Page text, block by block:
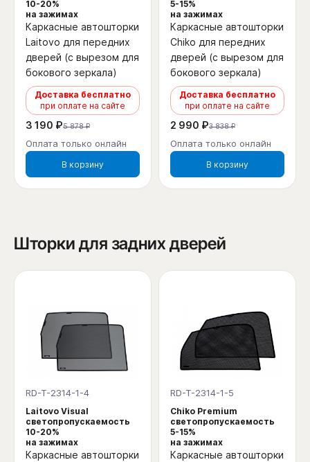
10-20%
на зажимах
Каркасные автошторки
Laitovo для передних
дверей (с вырезом для
бокового зеркала)
Доставка бесплатно
при оплате на сайте
3 190 ₽5 878 ₽
Оплата только онлайн
В корзину
5-15%
на зажимах
Каркасные автошторки
Chiko для передних
дверей (с вырезом для
бокового зеркала)
Доставка бесплатно
при оплате на сайте
2 990 ₽3 838 ₽
Оплата только онлайн
В корзину
Шторки для задних дверей
RD-T-2314-1-4
Laitovo Visual
светопропускаемость
10-20%
на зажимах
Каркасные автошторки
RD-T-2314-1-5
Chiko Premium
светопропускаемость
5-15%
на зажимах
Каркасные автошторки